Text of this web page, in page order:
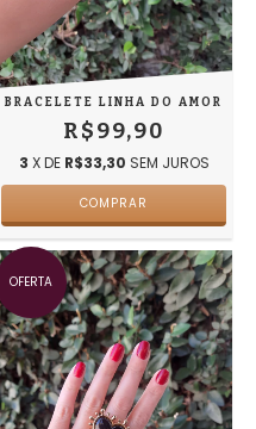
BRACELETE LINHA DO AMOR
R$99,90
3 X DE R$33,30 SEM JUROS
OFERTA